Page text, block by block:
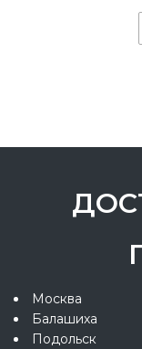
Москва
Балашиха
Подольск